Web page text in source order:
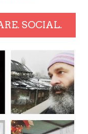
SOCIAL.